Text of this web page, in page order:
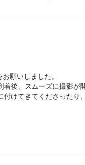
願いしました。
着後、スムーズに撮影が
けてきてくださったり
、安心してお任せする